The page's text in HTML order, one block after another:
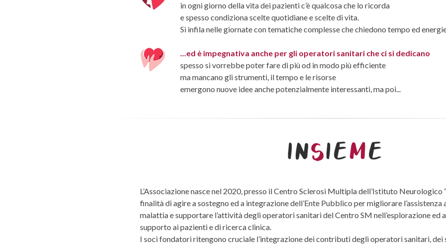
in ogni giorno della vita dei pazienti c’è qualcosa che lo ricorda
e spesso condiziona scelte quotidiane e scelte di vita.
Si infila nelle giornate con tematiche complesse che chiedono tempo ed
...ed è impegnativa anche per gli operatori sanitari che ci si dedicano
spesso si vorrebbe poter fare di più od in modo più efficiente
ma mancano gli strumenti, il tempo e le risorse
emergono nuove idee anche potenzialmente interessanti, ma poi...
L’Associazione nasce nel 2020, presso il Centro Sclerosi Multipla dell’Istituto Neurologico
finalità di agire a sostegno ed a integrazione dell’Ente Pubblico per migliorare
malattia e supportare l’attività degli operatori sanitari del Centro SM nell’esplorazione
supporto ai pazienti e di ricerca clinica.
I soci fondatori ritengono cruciale l’integrazione dei contributi degli operatori sanitari, dei